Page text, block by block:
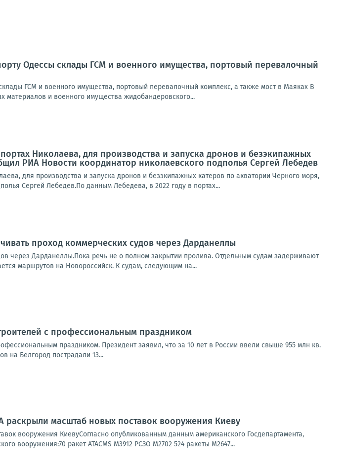
Одессы склады ГСМ и военного имущества, портовый перевалочный
ГСМ и военного имущества, портовый перевалочный комплекс, а также мост в Маяках В
и военного имущества жидобандеровского...
Николаева, для производства и запуска дронов и безэкипажных
РИА Новости координатор николаевского подполья Сергей Лебедев
для производства и запуска дронов и безэкипажных катеров по акватории Черного моря,
Сергей Лебедев.По данным Лебедева, в 2022 году в портах...
проход коммерческих судов через Дарданеллы
через Дарданеллы.Пока речь не о полном закрытии пролива. Отдельным судам задерживают
маршрутов на Новороссийск. К судам, следующим на...
с профессиональным праздником
праздником. Президент заявил, что за 10 лет в России ввели свыше 955 млн кв.
на Белгород пострадали 13...
масштаб новых поставок вооружения Киеву
вооружения КиевуСогласно опубликованным данным американского Госдепартамента,
вооружения:70 ракет ATACMS M3912 РСЗО M2702 524 ракеты M2647...